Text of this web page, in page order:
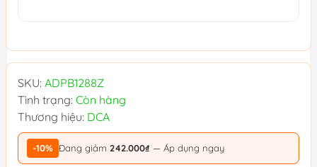
SKU: ADPB1288Z
Tình trạng: Còn hàng
Thương hiệu: DCA
-10% Đang giảm 242.000₫ — Áp dụng ngay